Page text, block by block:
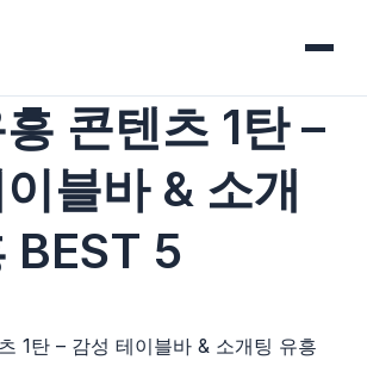
콘텐츠 1탄 –
블바 & 소개
BEST 5